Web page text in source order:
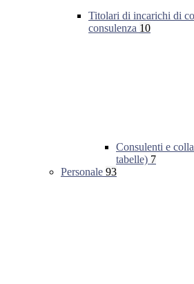
Titolari di incarichi di
consulenza 10
Consulenti e
tabelle) 7
Personale 93